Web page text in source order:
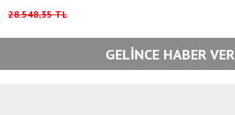
28.548,35 TL
GELİNCE HABER VER